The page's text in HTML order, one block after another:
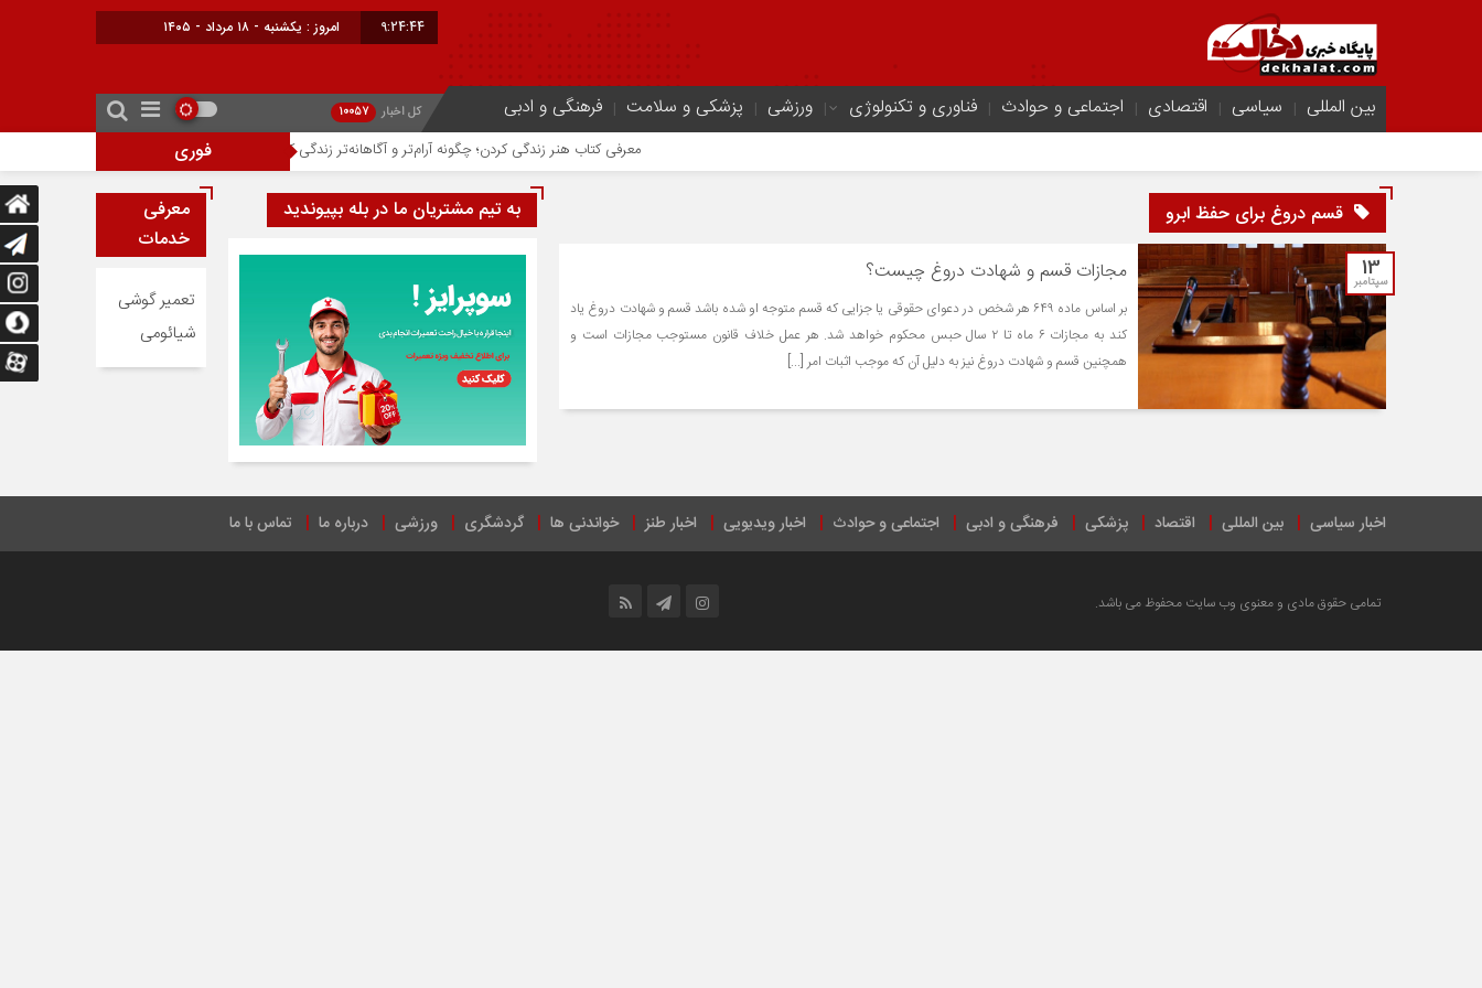
9:24:45 امروز : یکشنبه - ۱۸ مرداد - ۱۴۰۵
بین المللی سیاسی اقتصادی اجتماعی و حوادث فناوری و تکنولوژی ورزشی پزشکی و سلامت فرهنگی و ادبی کل اخبار 10057
فوری معرفی کتاب هنر زندگی کردن؛ چگونه آرام‌تر و آگاهانه‌تر زندگی کنیم؟
قسم دروغ برای حفظ ابرو
13
سپتامبر مجازات قسم و شهادت دروغ چیست؟
بر اساس ماده ۶۴۹ هر شخص در دعوای حقوقی یا جزایی که قسم متوجه او شده باشد قسم و شهادت دروغ یاد
کند به مجازات ۶ ماه تا ۲ سال حبس محکوم خواهد شد. هر عمل خلاف قانون مستوجب مجازات است و
همچنین قسم و شهادت دروغ نیز به دلیل آن که موجب اثبات امر [...]
به تیم مشتریان ما در بله بپیوندید
معرفی
خدمات
تعمیر گوشی
شیائومی
اخبار سیاسی بین المللی اقتصاد پزشکی فرهنگی و ادبی اجتماعی و حوادث اخبار ویدیویی اخبار طنز خواندنی ها گردشگری ورزشی درباره ما تماس با ما
تمامی حقوق مادی و معنوی وب سایت محفوظ می باشد.